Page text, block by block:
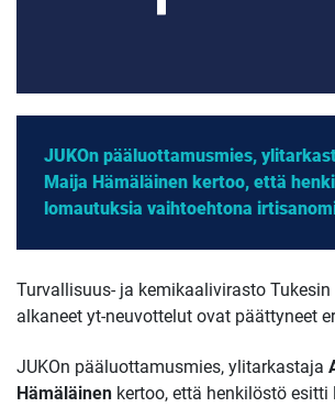
JUKOn pääluottamusmies,
Maija Hämäläinen kertoo, että
lomautuksia vaihtoehtona
Turvallisuus- ja kemikaalivirasto
alkaneet yt-neuvottelut ovat päättyneet
JUKOn pääluottamusmies, ylitarkastaja
Hämäläinen kertoo, että henkilöstö esitti